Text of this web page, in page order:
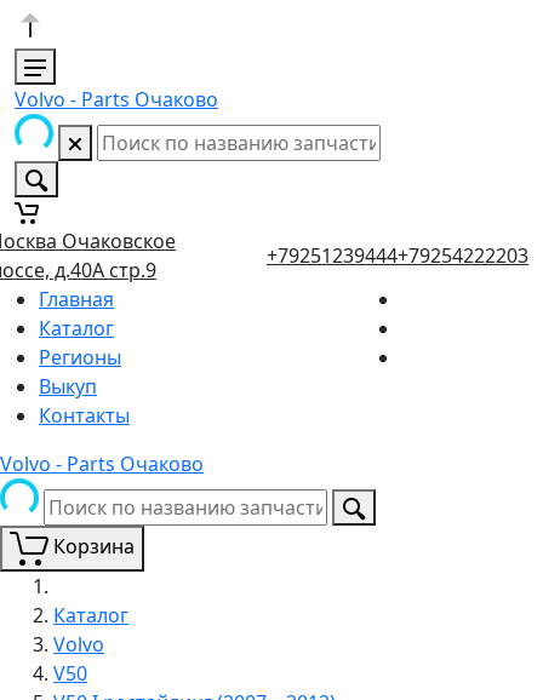
Volvo - Parts Очаково
Очаковское
д.40А стр.9
+79251239444+79254222203
Главная
Каталог
Регионы
Выкуп
Контакты
Volvo - Parts Очаково
Корзина
Каталог
Volvo
V50